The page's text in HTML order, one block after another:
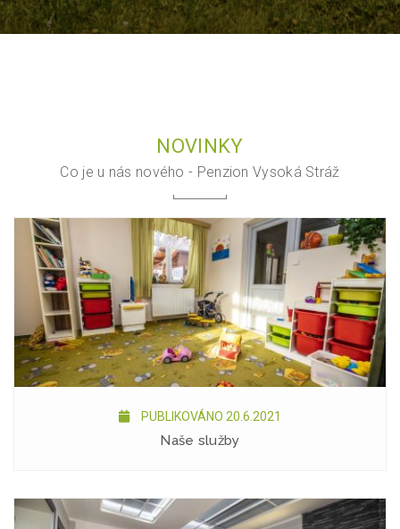
NOVINKY
Co je u nás nového - Penzion Vysoká Stráž
PUBLIKOVÁNO 20.6.2021
Naše služby